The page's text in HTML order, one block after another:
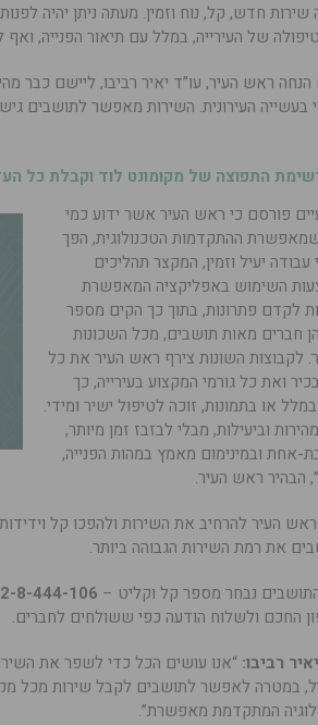
של העירייה, במלל עם תיאור הפנייה, ואף
ראש העיר, עו”ד יאיר רביבו, ליישם כבר
בעשייה העירונית. השירות מאפשר לתושבים
התפוצה של מקומונט לוד וקבלת כל
פורסם כי ראש העיר אשר ידוע כמי
ההתקדמות הטכנולוגית, הפך
יעיל וזמין, המקצר תהליכים
השימוש באפליקציה המאפשרת
לקדם פתרונות, בתוך כך הקים מספר
חברים מאות תושבים, מכל השכונות
לקבוצות השונות צירף ראש העיר את כל
ואת כל גורמי המקצוע בעירייה, כך
או בתמונות, זוכה לטיפול ישיר ומידי.
וביעילות, מבלי לבזבז זמן מיותר,
אחת ובמינימום מאמץ במהות הפנייה,
הבהיר ראש העיר.
העיר להרחיב את השירות ולהפכו קל
את רמת השירות הגבוהה ביותר.
נבחר מספר קל וקליט – 8-444-106.
החכם ולשלוח הודעה כפי ששולחים לחברים.
רביבו: “אנו עושים הכל כדי לשפר את
במטרה לאפשר לתושבים לקבל שירות מכל
המתקדמת מאפשרת”.